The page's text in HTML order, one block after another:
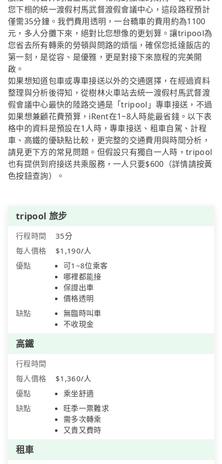
您下榻的統一渡假村馬武督渡假會議中心，這段路程預計
僅需35分鐘。我們費用透明，一台轎車的費用約為1100
元，多人分攤下來，絕對比您想像的更划算。讓tripool為
您省去所有轉乘的勞頓與問路的煩惱，確保您抵達飯店的
第一刻，是從容、是優雅，更是對接下來旅程的完美開
啟。
如果想知道包車或專車接送以外的交通選擇，在經過資料
整理與分析後得知，從樹林火車站去統一渡假村馬武督渡
假會議中心最快的陸路交通是「tripool」專車接送，不過
如果想兼顧花費預算，iRent在1~8人時能最省錢。以下表
格中的資料是預設在1人時，專車接送、租車自駕、計程
車、高鐵的優缺點比較，更完整的交通費用與時間分析，
請見更下方的常見問題。但假設只有獨自一人時，tripool
也有提供到府接送共乘服務，一人只要$600（詳情請按黃
色按鈕查詢）。
tripool 旅步
行程時間
35分
每人價格
$1,190/人
優點
可1~8位乘客
哪裡都能接
保證出車
價格透明
缺點
無臨時叫車
不收現金
高鐵
行程時間
每人價格
$1,360/人
優點
乘坐舒適
缺點
旺季一票難求
需多次轉乘
又貴又費時
租車